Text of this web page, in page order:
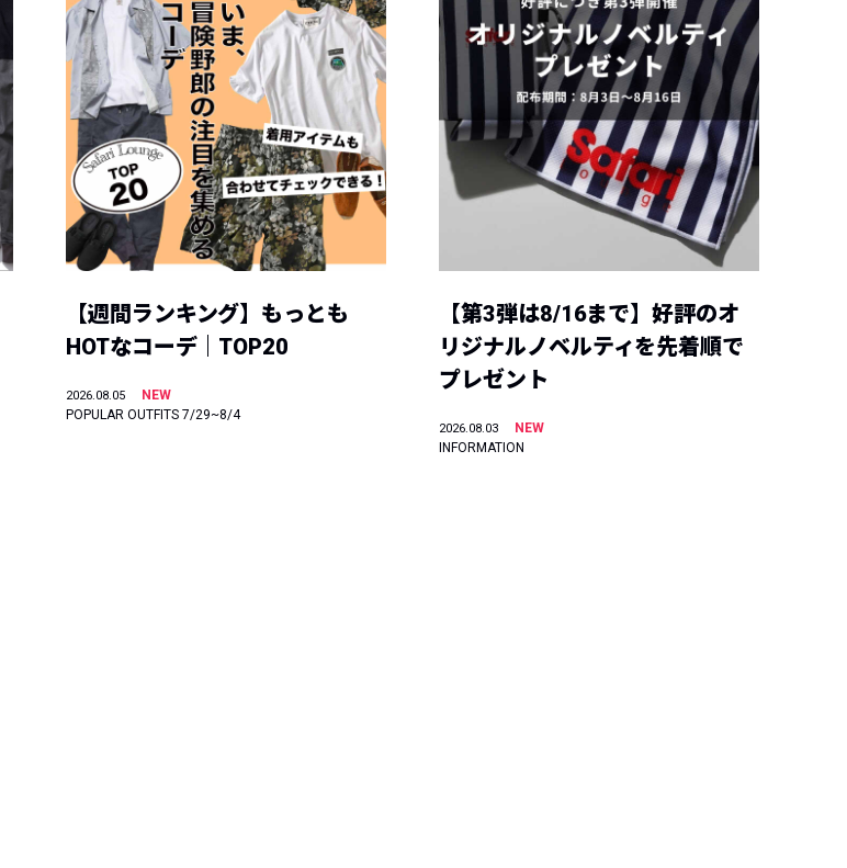
【週間ランキング】もっとも
HOTなコーデ｜TOP20
2026.08.05
NEW
POPULAR OUTFITS 7/29~8/4
【第3弾は8/16まで】好評のオ
リジナルノベルティを先着順で
プレゼント
2026.08.03
NEW
INFORMATION